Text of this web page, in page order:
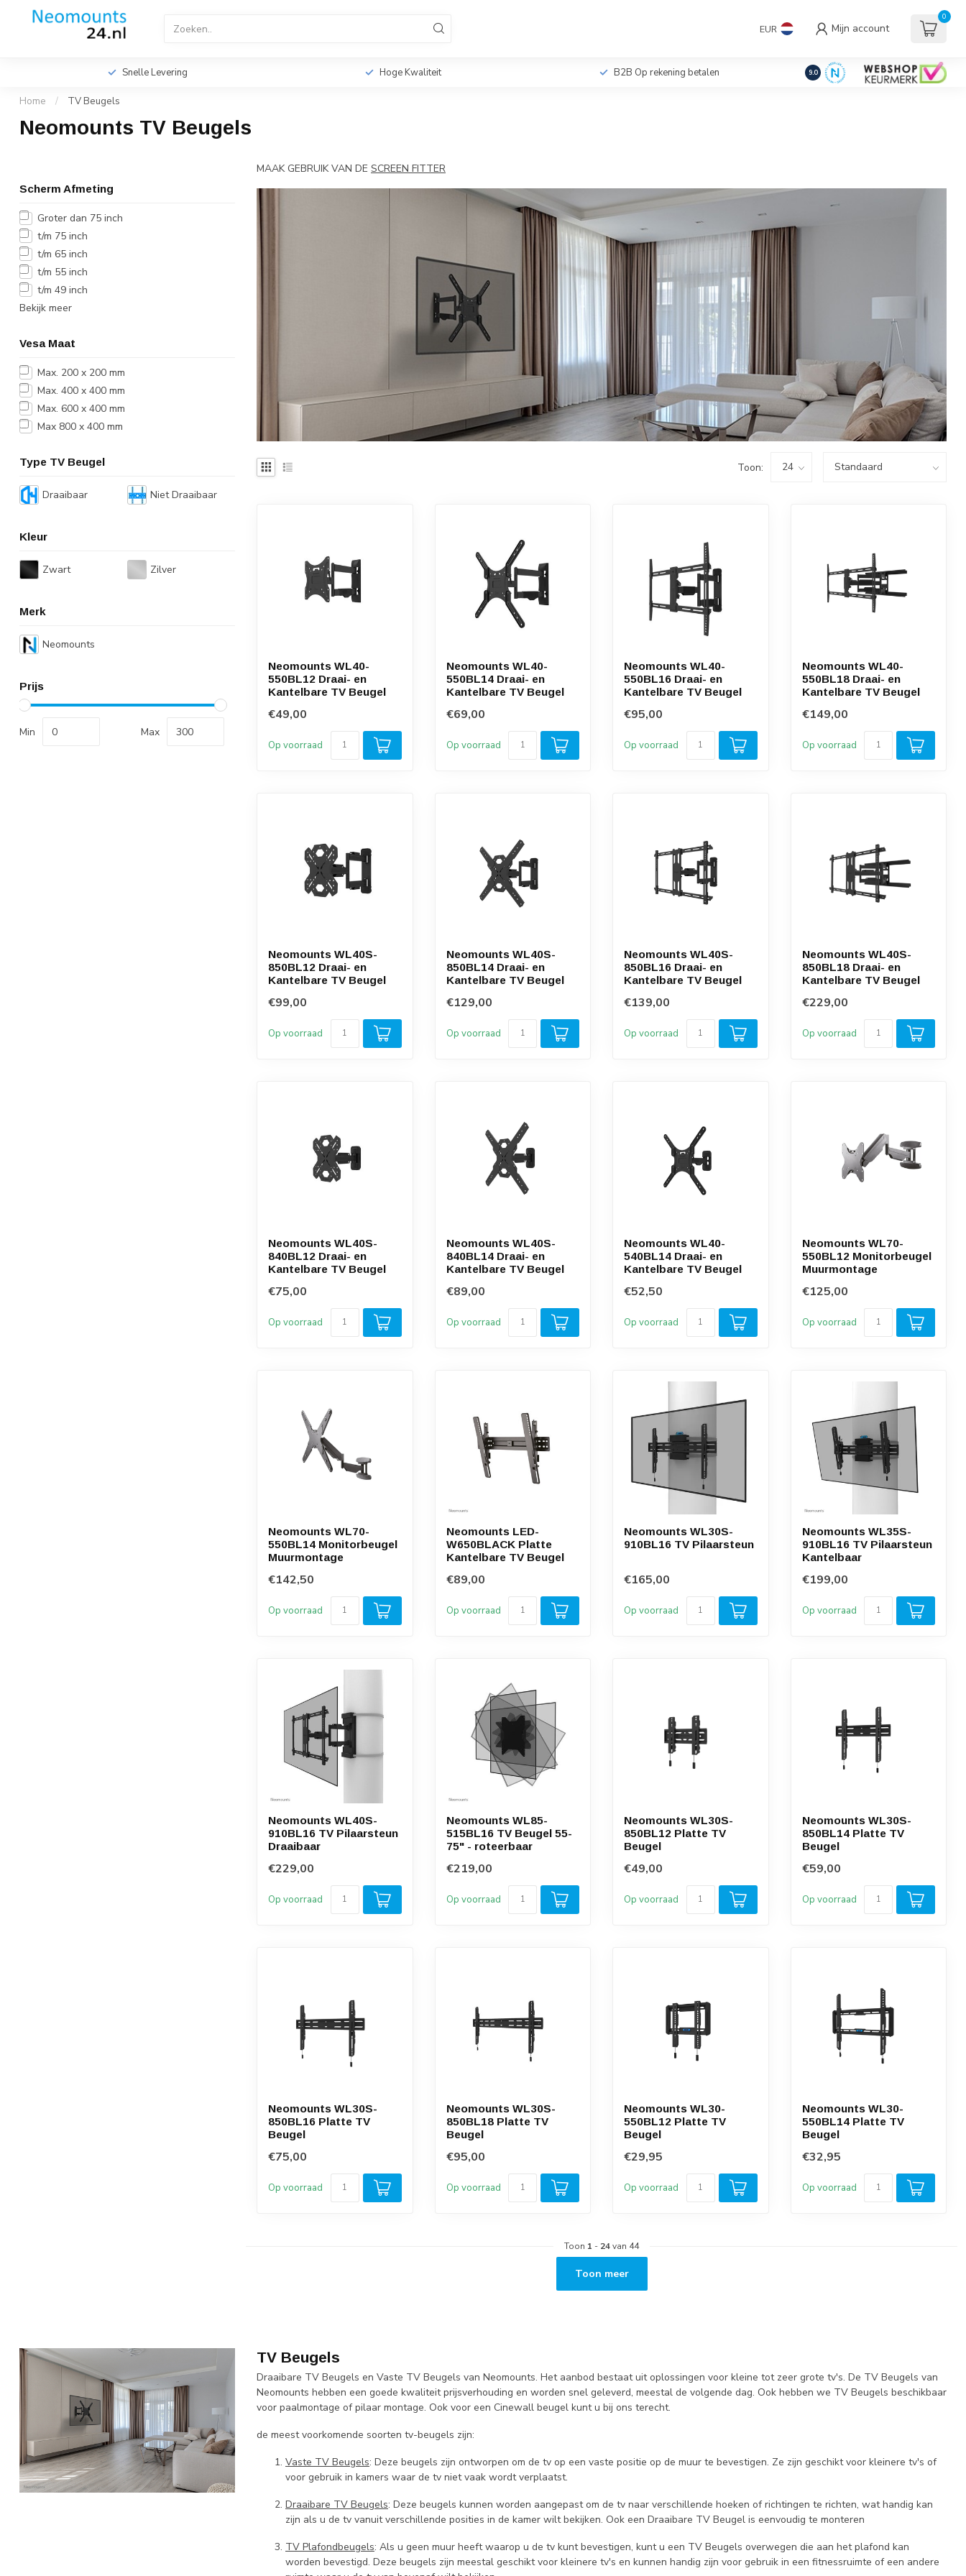
EUR Mijn account
0
Home TV Beugels
Videowall TV Beugels
€Incl. btw
Snelle Levering Hoge Kwaliteit B2B Op rekening betalen 9.0
Home / TV Beugels
Neomounts TV Beugels
Scherm Afmeting
Groter dan 75 inch
t/m 75 inch
t/m 65 inch
t/m 55 inch
t/m 49 inch
Bekijk meer
Vesa Maat
Max. 200 x 200 mm
Max. 400 x 400 mm
Max. 600 x 400 mm
Max 800 x 400 mm
Type TV Beugel
Draaibaar Niet Draaibaar
Kleur
Zwart Zilver
Merk
Neomounts
Prijs
Min Max
MAAK GEBRUIK VAN DE SCREEN FITTER
Toon:
Neomounts WL40-
550BL12 Draai- en
Kantelbare TV Beugel
€49,00
Op voorraad
Neomounts WL40-
550BL14 Draai- en
Kantelbare TV Beugel
€69,00
Op voorraad
Neomounts WL40-
550BL16 Draai- en
Kantelbare TV Beugel
€95,00
Op voorraad
Neomounts WL40-
550BL18 Draai- en
Kantelbare TV Beugel
€149,00
Op voorraad
Neomounts WL40S-
850BL12 Draai- en
Kantelbare TV Beugel
€99,00
Op voorraad
Neomounts WL40S-
850BL14 Draai- en
Kantelbare TV Beugel
€129,00
Op voorraad
Neomounts WL40S-
850BL16 Draai- en
Kantelbare TV Beugel
€139,00
Op voorraad
Neomounts WL40S-
850BL18 Draai- en
Kantelbare TV Beugel
€229,00
Op voorraad
Neomounts WL40S-
840BL12 Draai- en
Kantelbare TV Beugel
€75,00
Op voorraad
Neomounts WL40S-
840BL14 Draai- en
Kantelbare TV Beugel
€89,00
Op voorraad
Neomounts WL40-
540BL14 Draai- en
Kantelbare TV Beugel
€52,50
Op voorraad
Neomounts WL70-
550BL12 Monitorbeugel
Muurmontage
€125,00
Op voorraad
Neomounts WL70-
550BL14 Monitorbeugel
Muurmontage
€142,50
Op voorraad
Neomounts LED-
W650BLACK Platte
Kantelbare TV Beugel
€89,00
Op voorraad
Neomounts WL30S-
910BL16 TV Pilaarsteun
€165,00
Op voorraad
Neomounts WL35S-
910BL16 TV Pilaarsteun
Kantelbaar
€199,00
Op voorraad
Neomounts WL40S-
910BL16 TV Pilaarsteun
Draaibaar
€229,00
Op voorraad
Neomounts WL85-
515BL16 TV Beugel 55-
75" - roteerbaar
€219,00
Op voorraad
Neomounts WL30S-
850BL12 Platte TV
Beugel
€49,00
Op voorraad
Neomounts WL30S-
850BL14 Platte TV
Beugel
€59,00
Op voorraad
Neomounts WL30S-
850BL16 Platte TV
Beugel
€75,00
Op voorraad
Neomounts WL30S-
850BL18 Platte TV
Beugel
€95,00
Op voorraad
Neomounts WL30-
550BL12 Platte TV
Beugel
€29,95
Op voorraad
Neomounts WL30-
550BL14 Platte TV
Beugel
€32,95
Op voorraad
Toon 1 - 24van 44
Toon meer
TV Beugels
Draaibare TV Beugels en Vaste TV Beugels van Neomounts. Het aanbod bestaat uit oplossingen voor kleine tot zeer grote tv's. De TV Beugels van
Neomounts hebben een goede kwaliteit prijsverhouding en worden snel geleverd, meestal de volgende dag. Ook hebben we TV Beugels beschikbaar
voor paalmontage of pilaar montage. Ook voor een Cinewall beugel kunt u bij ons terecht.
de meest voorkomende soorten tv-beugels zijn:
Vaste TV Beugels: Deze beugels zijn ontworpen om de tv op een vaste positie op de muur te bevestigen. Ze zijn geschikt voor kleinere tv's of
voor gebruik in kamers waar de tv niet vaak wordt verplaatst.
Draaibare TV Beugels: Deze beugels kunnen worden aangepast om de tv naar verschillende hoeken of richtingen te richten, wat handig kan
zijn als u de tv vanuit verschillende posities in de kamer wilt bekijken. Ook een Draaibare TV Beugel is eenvoudig te monteren
TV Plafondbeugels: Als u geen muur heeft waarop u de tv kunt bevestigen, kunt u een TV Beugels overwegen die aan het plafond kan
worden bevestigd. Deze beugels zijn meestal geschikt voor kleinere tv's en kunnen handig zijn voor gebruik in een fitnessruimte of een andere